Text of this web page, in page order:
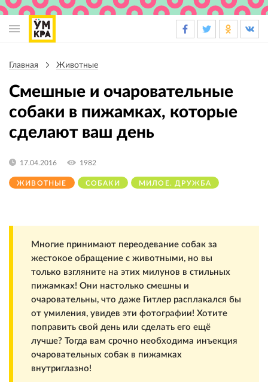
навигация
навигации
Главная Животные
Смешные и очаровательные
собаки в пижамках, которые
сделают ваш день
ЖИВОТНЫЕ СОБАКИ МИЛОЕ. ДРУЖБА
17.04.2016 1982
Многие принимают переодевание собак за
жестокое обращение с животными, но вы
только взгляните на этих милунов в стильных
пижамках! Они настолько смешны и
очаровательны, что даже Гитлер расплакался бы
от умиления, увидев эти фотографии! Хотите
поправить свой день или сделать его ещё
лучше? Тогда вам срочно необходима инъекция
очаровательных собак в пижамках
внутриглазно!